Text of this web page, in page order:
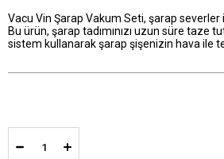
Vacu Vin Şarap Vakum Seti, şarap severler
Bu ürün, şarap tadımınızı uzun süre taze
sistem kullanarak şarap şişenizin hava ile